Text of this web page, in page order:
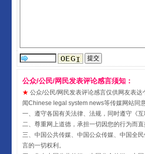
公众/公民/网民发表评论感言须知：
★ 公众/公民/网民发表评论感言仅供网友表
闻Chinese legal system news等传媒网站同
一、遵守各国有关法律、法规，同时遵守《
二、尊重网上道德，承担一切因您的行为而直
三、中国公共传媒、中国公众传媒、中国全
言的一切权利。